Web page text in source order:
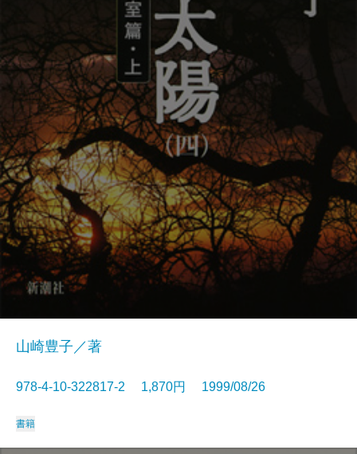
山崎豊子／著
978-4-10-322817-2 1,870円 1999/08/26
書籍